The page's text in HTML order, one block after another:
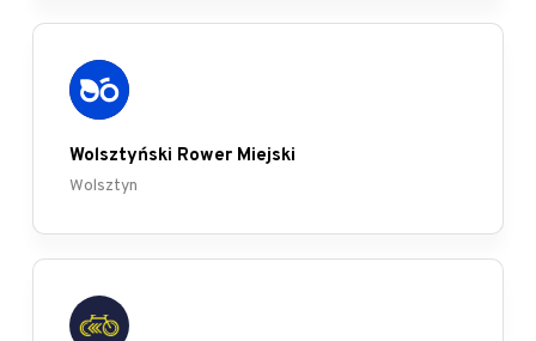
Wolsztyński Rower Miejski
Wolsztyn